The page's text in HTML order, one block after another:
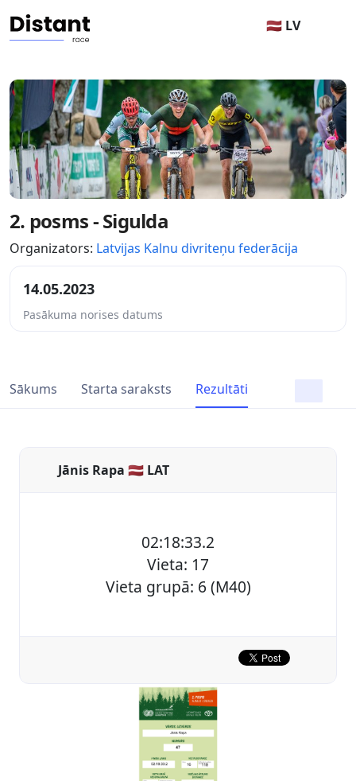
🇱🇻 LV
2. posms - Sigulda
Organizators: Latvijas Kalnu divriteņu federācija
14.05.2023
Pasākuma norises datums
Sākums Starta saraksts Rezultāti
Jānis Rapa 🇱🇻 LAT
02:18:33.2
Vieta: 17
Vieta grupā: 6 (M40)